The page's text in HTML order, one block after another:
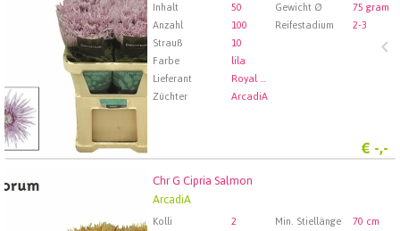
Inhalt
50 Gewicht Ø
75 gram
Anzahl
100 Reifestadium
2-3
Strauß
10
Farbe
lila
Lieferant
Royal FloraHolland Aalsmeer
Züchter
ArcadiA
€ -,-
Chr G Cipria Salmon
ArcadiA
Kolli 2 Min. Stiellänge
70 cm
Chr G Cipria Salmon
Wählen Sie zuerst ein Abfartdatum.